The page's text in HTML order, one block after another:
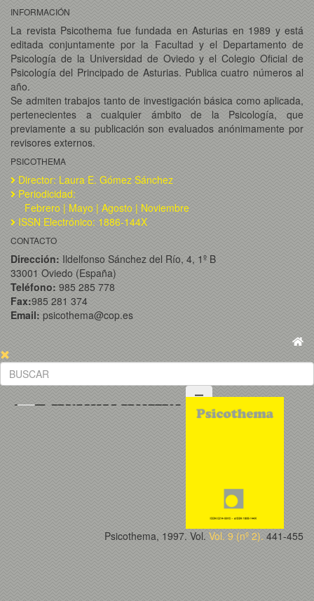
INFORMACIÓN
La revista Psicothema fue fundada en Asturias en 1989 y está
editada conjuntamente por la Facultad y el Departamento de
Psicología de la Universidad de Oviedo y el Colegio Oficial de
Psicología del Principado de Asturias. Publica cuatro números al
año.
Se admiten trabajos tanto de investigación básica como aplicada,
pertenecientes a cualquier ámbito de la Psicología, que
previamente a su publicación son evaluados anónimamente por
revisores externos.
PSICOTHEMA
Director: Laura E. Gómez Sánchez
Periodicidad:
Febrero | Mayo | Agosto | Noviembre
ISSN Electrónico: 1886-144X
CONTACTO
Dirección: Ildelfonso Sánchez del Río, 4, 1º B
33001 Oviedo (España)
Teléfono: 985 285 778
Fax:985 281 374
Email: psicothema@cop.es
Psicothema, 1997. Vol. Vol. 9 (nº 2). 441-455